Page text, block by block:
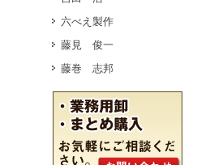
六べえ製作
藤見 俊一
藤巻 志邦